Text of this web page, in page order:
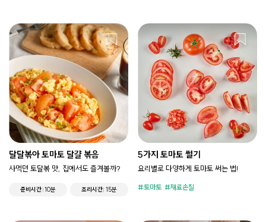
달달볶아 토마토 달걀 볶음
사먹던 토달볶 맛, 집에서도 즐겨볼까?
준비시간 10분 조리시간 15분
5가지 토마토 썰기
요리별로 다양하게 토마토 써는 법!
토마토 재료손질